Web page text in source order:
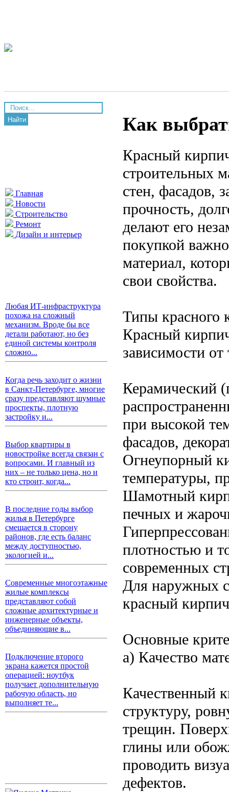
Найти
Главная
Новости
Строительство
Ремонт
Дизайн и интерьер
Любая ИТ-инфраструктура
похожа на сложный
механизм. Вроде бы все
детали работают, но без
единой системы контроля
сложно...
Когда речь заходит о жизни
в Санкт-Петербурге, многие
сразу представляют шумные
проспекты, плотную
застройку и...
Выбор квартиры в
новостройке всегда связан с
вопросами. И главный из
них – не только цена, но и
кто строит, когда...
В последние годы выбор
жилья в Петербурге
смещается в сторону
районов, где есть баланс
между доступностью,
экологией и...
Современные многоэтажные
жилые комплексы
представляют собой
сложные архитектурные и
инженерные объекты,
объединяющие в...
Подключение второго
экрана кажется простой
операцией: ноутбук
получает дополнительную
рабочую область, но
выполняет те...
Как
Красный
строительных
стен, фасадов,
прочность,
делают его
покупкой
материал,
свои свойства.
Типы красного
Красный
зависимости от
Керамический
при высокой
фасадов,
Огнеупорный
температуры,
Шамотный
печных и
плотностью и
современных
Для наружных
красный
Основные
а) Качество
Качественный
структуру,
трещин.
глины или
проводить
дефектов.